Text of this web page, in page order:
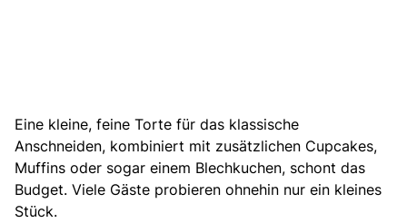
Eine kleine, feine Torte für das klassische
Anschneiden, kombiniert mit zusätzlichen Cupcakes,
Muffins oder sogar einem Blechkuchen, schont das
Budget. Viele Gäste probieren ohnehin nur ein kleines
Stück.